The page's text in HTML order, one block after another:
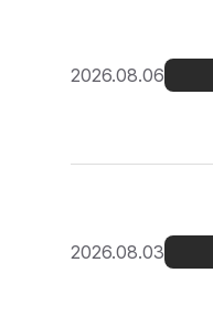
2026.08.06
2026.08.03